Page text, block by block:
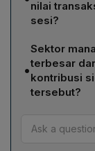
nilai
sesi?
Dari total
132 tidak
volume
•
Sektor
terbesar
kontribusi
tersebut?
Sektor
1,18%;
(CUAN)